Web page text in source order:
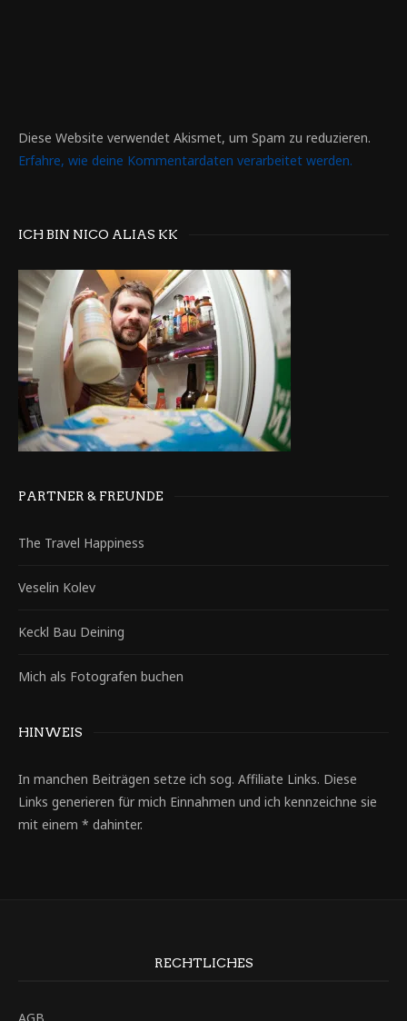
Diese Website verwendet Akismet, um Spam zu reduzieren.
Erfahre, wie deine Kommentardaten verarbeitet werden.
ICH BIN NICO ALIAS KK
PARTNER & FREUNDE
The Travel Happiness
Veselin Kolev
Keckl Bau Deining
Mich als Fotografen buchen
HINWEIS
In manchen Beiträgen setze ich sog. Affiliate Links. Diese
Links generieren für mich Einnahmen und ich kennzeichne sie
mit einem * dahinter.
RECHTLICHES